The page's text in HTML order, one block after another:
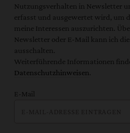
Nutzungsverhalten in Newsletter
erfasst und ausgewertet wird, um
meine Interessen auszurichten.
Newsletter oder E-Mail kann ich
ausschalten.
Weiterführende Informationen
Datenschutzhinweisen
E-Mail